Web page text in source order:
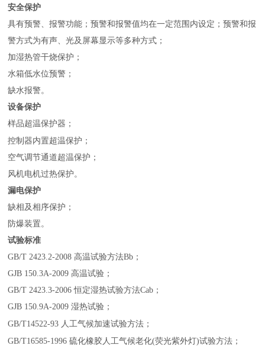
安全保护
具有预警、报警功能；预警和报警值均在一定范围内设定；预警和报
警方式为有声、光及屏幕显示等多种方式；
加湿热管干烧保护；
水箱低水位预警；
缺水报警。
设备保护
样品超温保护器；
控制器内置超温保护 ；
空气调节通道超温保护；
风机电机过热保护。
漏电保护
缺相及相序保护；
防爆装置。
试验标准
GB/T 2423.2-2008 高温试验方法Bb；
GJB 150.3A-2009 高温试验；
GB/T 2423.3-2006 恒定湿热试验方法Cab；
GJB 150.9A-2009 湿热试验；
GB/T14522-93 人工气候加速试验方法 ；
GB/T16585-1996 硫化橡胶人工气候老化(荧光紫外灯)试验方法 ；